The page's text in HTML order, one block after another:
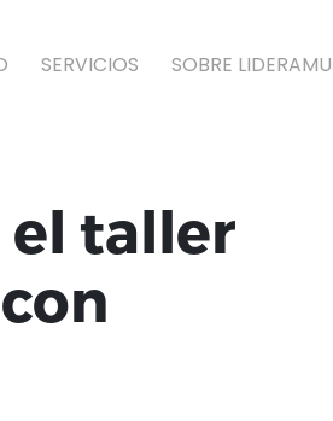
SERVICIOS SOBRE
el taller